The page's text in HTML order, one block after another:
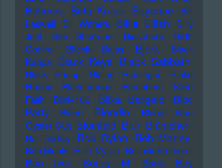
Betterov Betti Kruse Beyonce
Bill
Laswell
Bill Withers Billie Eilish
Billy
Joel
Bim Sherman Biosphere
Birth
Control
Bitchin Bajas Björk
Black
Kappa Black Keys Black Sabbath
Black Sheep Blaine Reininger
Blake
Harley
Blancmange Bleachers
Blind
Faith
Blink-182 Blixa Bargeld
Bloc
Party
Blond Blondie Blood
Blue
Oyster Cult Blumfeld Blur Blümchen
Bo Diddley Bob Dylan Bob Marley
Bob Mould Bob Vylan Bollock Brothers
Bon Iver Boney M Bono Boy